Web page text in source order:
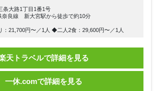
条大路1丁目1番1号
奈良線 新大宮駅から徒歩で約10分
21,700円〜／1人 ◆二人2食：29,600円〜／1人
天トラベルで詳細を見る
一休.comで詳細を見る